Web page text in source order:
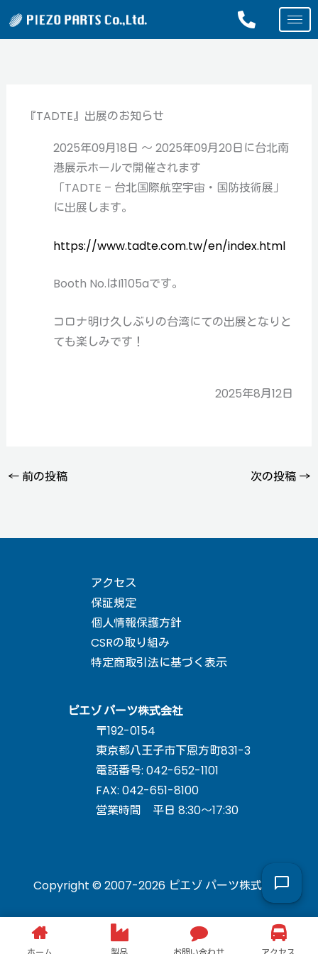
容
『TADTE』出展のお知らせ
2025年09月18日 ～ 2025年09月20日に台北南
港展示ホールで開催されます
「TADTE – 台北国際航空宇宙・国防技術展」
に出展します。
https://www.tadte.com.tw/en/index.html
Booth No.はI1105aです。
コロナ明け久しぶりの台湾にての出展となりと
ても楽しみです！
2025年8月12日
←前の投稿 次の投稿 →
アクセス
保証規定
個人情報保護方針
CSRの取り組み
特定商取引法に基づく表示
ピエゾ パーツ株式会社
〒192-0154
東京都八王子市下恩方町831-3
電話番号: 042-652-1101
FAX: 042-651-8100
営業時間 平日 8:30～17:30
Copyright © 2007-2026 ピエゾ パーツ株式会社